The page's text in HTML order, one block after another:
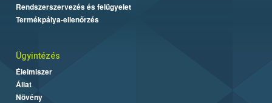
Rendszerszervezés és felügyelet
Termékpálya-ellenőrzés
Ügyintézés
Élelmiszer
Állat
Növény